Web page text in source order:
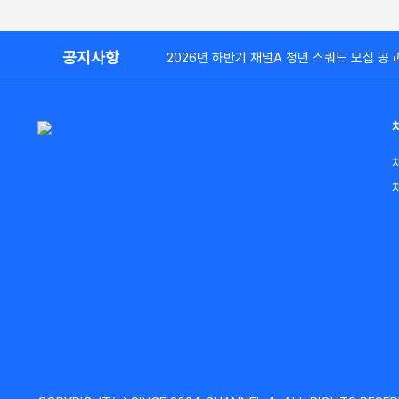
공지사항 2026년 하반기 채널A 청년 스쿼드 모집 공